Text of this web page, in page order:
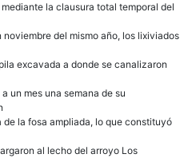
la clausura total temporal del
del mismo año, los lixiviados
excavada a donde se canalizaron
un mes una semana de su
la fosa ampliada, lo que constituyó
al lecho del arroyo Los